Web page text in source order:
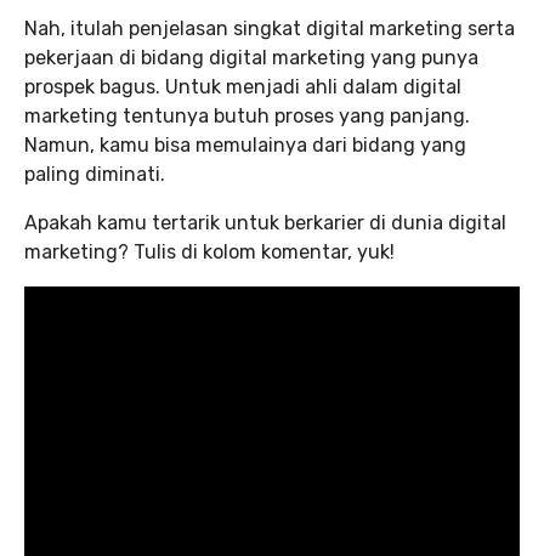
Nah, itulah penjelasan singkat digital marketing serta
pekerjaan di bidang digital marketing yang punya
prospek bagus. Untuk menjadi ahli dalam digital
marketing tentunya butuh proses yang panjang.
Namun, kamu bisa memulainya dari bidang yang
paling diminati.
Apakah kamu tertarik untuk berkarier di dunia digital
marketing? Tulis di kolom komentar, yuk!